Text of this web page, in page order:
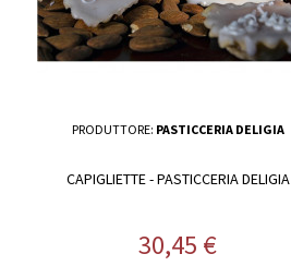
PRODUTTORE: PASTICCERIA DELIGIA
CAPIGLIETTE - PASTICCERIA DELIGIA
Prezzo
30,45 €